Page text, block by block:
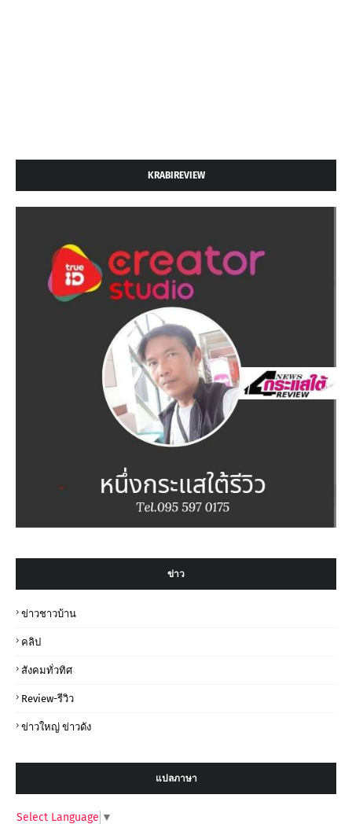
KRABIREVIEW
ข่าว
ข่าวชาวบ้าน
คลิป
สังคมทั่วทิศ
Review-รีวิว
ข่าวใหญ่ ข่าวดัง
แปลภาษา
Select Language ▼